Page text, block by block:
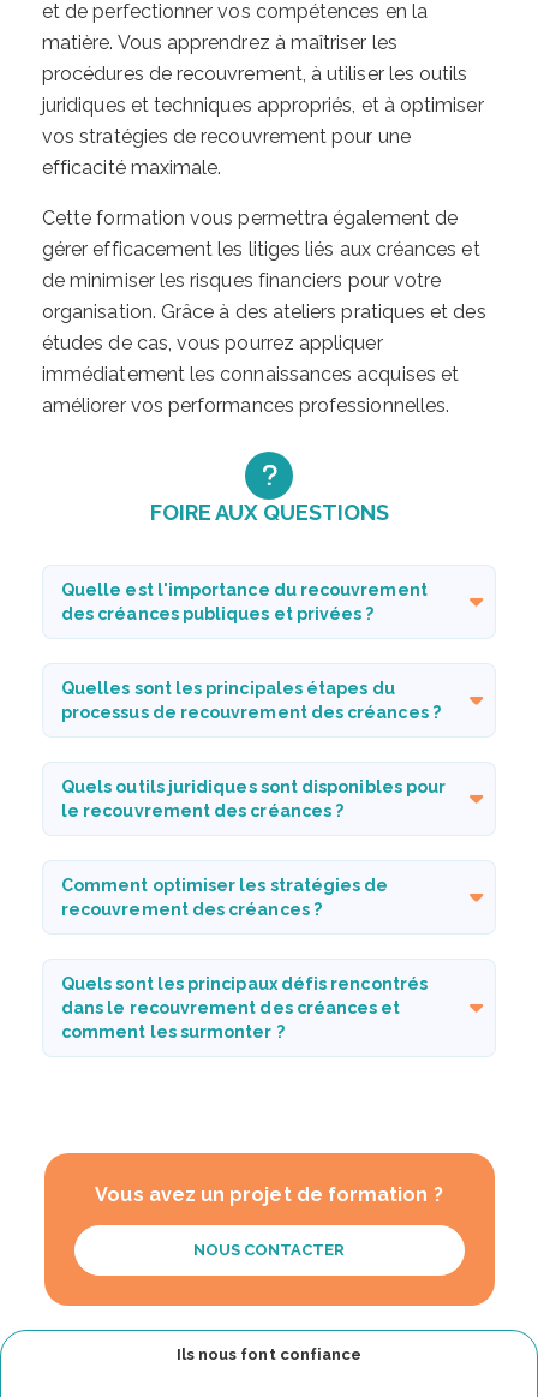
et de perfectionner vos compétences en la
matière. Vous apprendrez à maîtriser les
procédures de recouvrement, à utiliser les outils
juridiques et techniques appropriés, et à optimiser
vos stratégies de recouvrement pour une
efficacité maximale.
Cette formation vous permettra également de
gérer efficacement les litiges liés aux créances et
de minimiser les risques financiers pour votre
organisation. Grâce à des ateliers pratiques et des
études de cas, vous pourrez appliquer
immédiatement les connaissances acquises et
améliorer vos performances professionnelles.
FOIRE AUX QUESTIONS
Quelle est l'importance du recouvrement
des créances publiques et privées ?
Quelles sont les principales étapes du
processus de recouvrement des créances ?
Quels outils juridiques sont disponibles pour
le recouvrement des créances ?
Comment optimiser les stratégies de
recouvrement des créances ?
Quels sont les principaux défis rencontrés
dans le recouvrement des créances et
comment les surmonter ?
Vous avez un projet de formation ?
NOUS CONTACTER
Ils nous font confiance